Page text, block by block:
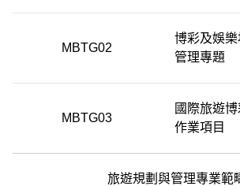
MBTG02
博彩及娛
管理專題
MBTG03
國際旅遊
作業項目
旅遊規劃與管理專業範